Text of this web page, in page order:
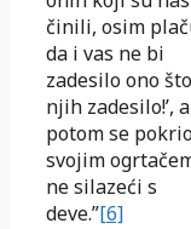
činili, osim
da i vas ne bi
zadesilo ono
njih zadesilo!’, a
potom se
svojim
ne silazeći s
deve.”[6]